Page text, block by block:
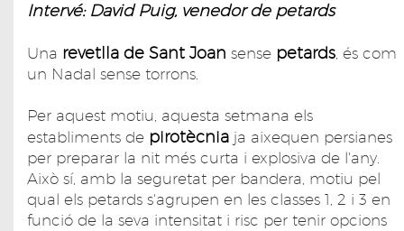
Intervé: David Puig, venedor de petards
Una revetlla de Sant Joan sense petards, és com
un Nadal sense torrons.
Per aquest motiu, aquesta setmana els
establiments de pirotècnia ja aixequen persianes
per preparar la nit més curta i explosiva de l'any.
Això sí, amb la seguretat per bandera, motiu pel
qual els petards s'agrupen en les classes 1, 2 i 3 en
funció de la seva intensitat i risc per tenir opcions